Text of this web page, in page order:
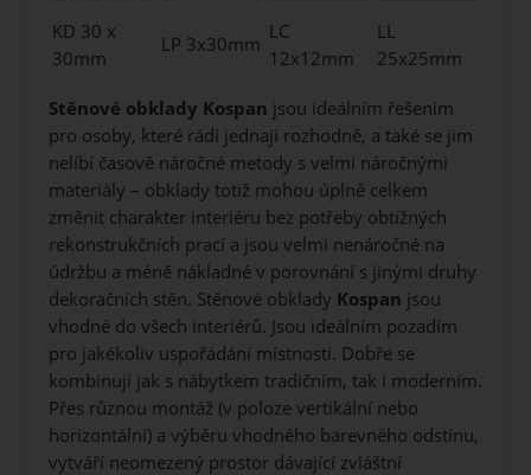
KD 30 x
30mm
LP 3x30mm
LC
12x12mm
LL
25x25mm
Stěnové obklady Kospan jsou ideálním řešením
pro osoby, které rádi jednají rozhodně, a také se jim
nelíbí časově náročné metody s velmi náročnými
materiály – obklady totiž mohou úplně celkem
změnit charakter interiéru bez potřeby obtížných
rekonstrukčních prací a jsou velmi nenáročné na
údržbu a méně nákladné v porovnání s jinými druhy
dekoračních stěn. Stěnové obklady Kospan jsou
vhodné do všech interiérů. Jsou ideálním pozadím
pro jakékoliv uspořádání místnosti. Dobře se
kombinují jak s nábytkem tradičním, tak i moderním.
Přes různou montáž (v poloze vertikální nebo
horizontální) a výběru vhodného barevného odstínu,
vytváří neomezený prostor dávající zvláštní